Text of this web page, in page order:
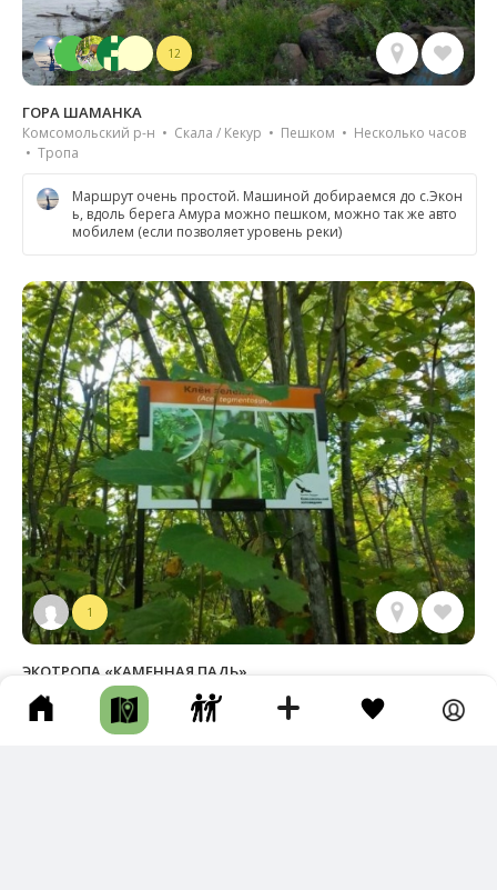
12
ГОРА ШАМАНКА
Комсомольский р-н • Скала / Кекур • Пешком • Несколько часов
• Тропа
Маршрут очень простой. Машиной добираемся до с.Экон
ь, вдоль берега Амура можно пешком, можно так же авто
мобилем (если позволяет уровень реки)
1
ЭКОТРОПА «КАМЕННАЯ ПАДЬ»
Комсомольский р-н • Длина маршрута: 3.47 км • Пешком •
Несколько часов • Подготовленная тропа • Эко-маршруты